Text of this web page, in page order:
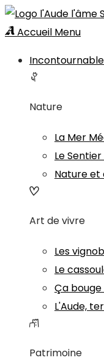
Accueil Menu
Nature
La Mer
Le
Nature et
Art de vivre
Les
Le
Ça bouge
L'Aude,
Patrimoine